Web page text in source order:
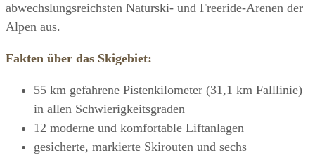
abwechslungsreichsten Naturski- und Freeride-Arenen der
Alpen aus.
Fakten über das Skigebiet:
55 km gefahrene Pistenkilometer (31,1 km Falllinie)
in allen Schwierigkeitsgraden
12 moderne und komfortable Liftanlagen
gesicherte, markierte Skirouten und sechs